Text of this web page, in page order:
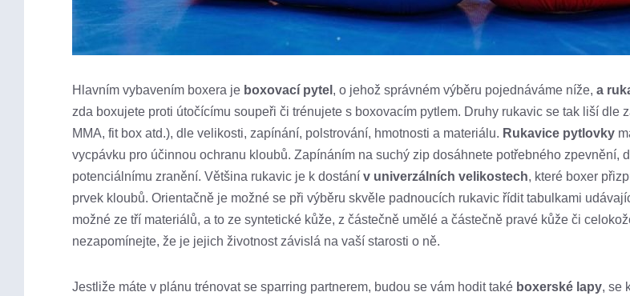
Hlavním vybavením boxera je boxovací pytel , o jehož správném výběru pojednáváme níže, a
zda boxujete proti útočícímu soupeři či trénujete s boxovacím pytlem. Druhy rukavic se tak liší dle
MMA, fit box atd.), dle velikosti, zapínání, polstrování, hmotnosti a materiálu. Rukavice pytlovky
vycpávku pro účinnou ochranu kloubů. Zapínáním na suchý zip dosáhnete potřebného zpevnění,
potenciálnímu zranění. Většina rukavic je k dostání v univerzálních velikostech, které boxer
prvek kloubů. Orientačně je možné se při výběru skvěle padnoucích rukavic řídit tabulkami
možné ze tří materiálů, a to ze syntetické kůže, z částečně umělé a částečně pravé kůže či
nezapomínejte, že je jejich životnost závislá na vaší starosti o ně.
Jestliže máte v plánu trénovat se sparring partnerem, budou se vám hodit také boxerské lapy, se